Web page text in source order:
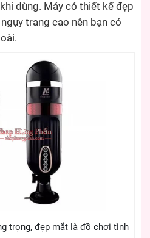
dùng. Máy có thiết kế đẹp
trang cao nên bạn có
trọng, đẹp mắt là đồ chơi tình